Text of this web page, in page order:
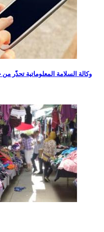
وكالة السلامة المعلوماتية تحذّر